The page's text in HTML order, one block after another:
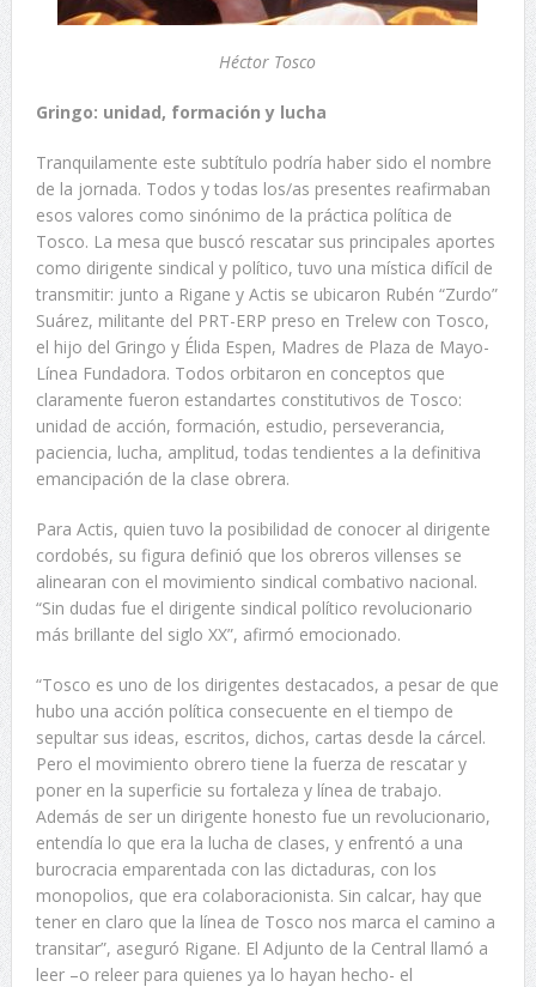
Héctor Tosco
Gringo: unidad, formación y lucha
Tranquilamente este subtítulo podría haber sido el nombre
de la jornada. Todos y todas los/as presentes reafirmaban
esos valores como sinónimo de la práctica política de
Tosco. La mesa que buscó rescatar sus principales aportes
como dirigente sindical y político, tuvo una mística difícil de
transmitir: junto a Rigane y Actis se ubicaron Rubén “Zurdo”
Suárez, militante del PRT-ERP preso en Trelew con Tosco,
el hijo del Gringo y Élida Espen, Madres de Plaza de Mayo-
Línea Fundadora. Todos orbitaron en conceptos que
claramente fueron estandartes constitutivos de Tosco:
unidad de acción, formación, estudio, perseverancia,
paciencia, lucha, amplitud, todas tendientes a la definitiva
emancipación de la clase obrera.
Para Actis, quien tuvo la posibilidad de conocer al dirigente
cordobés, su figura definió que los obreros villenses se
alinearan con el movimiento sindical combativo nacional.
“Sin dudas fue el dirigente sindical político revolucionario
más brillante del siglo XX”, afirmó emocionado.
“Tosco es uno de los dirigentes destacados, a pesar de que
hubo una acción política consecuente en el tiempo de
sepultar sus ideas, escritos, dichos, cartas desde la cárcel.
Pero el movimiento obrero tiene la fuerza de rescatar y
poner en la superficie su fortaleza y línea de trabajo.
Además de ser un dirigente honesto fue un revolucionario,
entendía lo que era la lucha de clases, y enfrentó a una
burocracia emparentada con las dictaduras, con los
monopolios, que era colaboracionista. Sin calcar, hay que
tener en claro que la línea de Tosco nos marca el camino a
transitar”, aseguró Rigane. El Adjunto de la Central llamó a
leer –o releer para quienes ya lo hayan hecho- el